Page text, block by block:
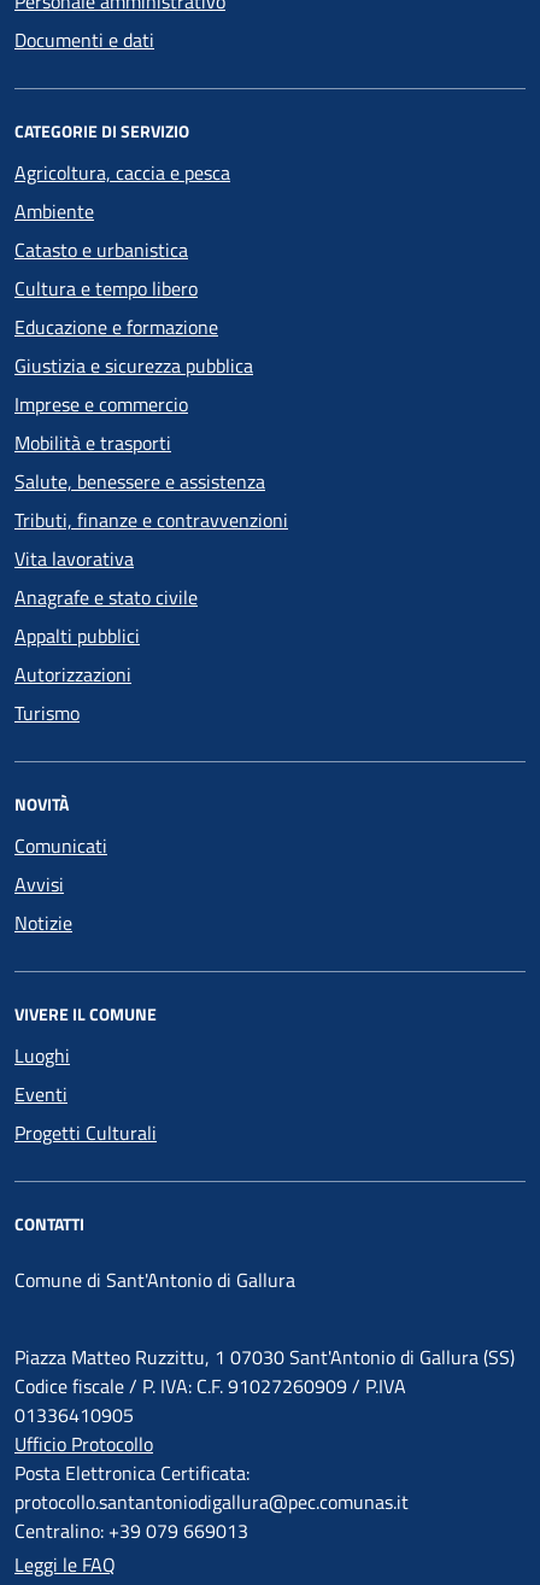
Documenti e dati
CATEGORIE DI SERVIZIO
Agricoltura, caccia e pesca
Ambiente
Catasto e urbanistica
Cultura e tempo libero
Educazione e formazione
Giustizia e sicurezza pubblica
Imprese e commercio
Mobilità e trasporti
Salute, benessere e assistenza
Tributi, finanze e contravvenzioni
Vita lavorativa
Anagrafe e stato civile
Appalti pubblici
Autorizzazioni
Turismo
NOVITÀ
Comunicati
Avvisi
Notizie
VIVERE IL COMUNE
Luoghi
Eventi
Progetti Culturali
CONTATTI
Comune di Sant'Antonio di Gallura
Piazza Matteo Ruzzittu, 1 07030 Sant'Antonio di Gallura (SS)
Codice fiscale / P. IVA: C.F. 91027260909 / P.IVA
01336410905
Ufficio Protocollo
Posta Elettronica Certificata:
protocollo.santantoniodigallura@pec.comunas.it
Centralino: +39 079 669013
Leggi le FAQ